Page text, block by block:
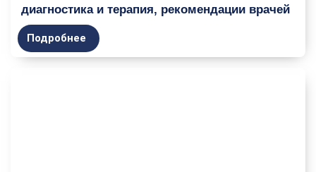
диагностика и терапия, рекомендации врачей
Подробнее